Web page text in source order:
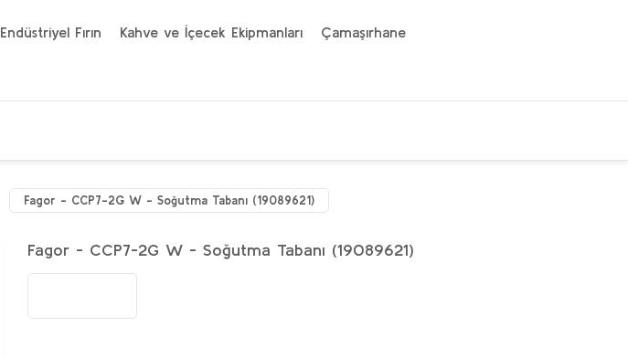
Endüstriyel Fırın Kahve ve İçecek Ekipmanları Çamaşırhane
Fagor - CCP7-2G W - Soğutma Tabanı (19089621)
Fagor - CCP7-2G W - Soğutma Tabanı (19089621)